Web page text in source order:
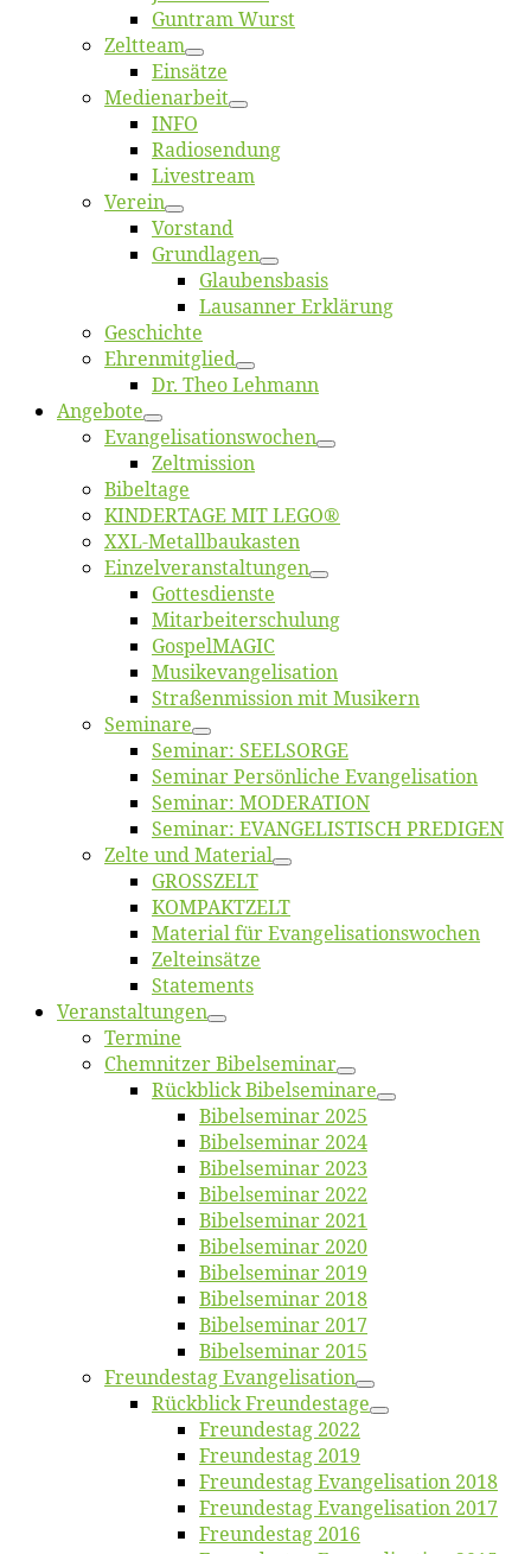
Gun­tram Wurst
Zelt­team
Ein­sät­ze
Me­di­en­ar­beit
INFO
Ra­dio­sen­dung
Live­stream
Ver­ein
Vor­stand
Grund­la­gen
Glaubens­ba­sis
Lausan­ner Erklärung
Ge­schich­te
Eh­ren­mit­glied
Dr. Theo Lehmann
An­ge­bo­te
Evangelisa­tions­wo­chen
Zelt­mis­si­on
Bi­bel­ta­ge
KINDERTAGE MIT LEGO®
XXL-Me­­tal­l­­bau­­kas­­ten
Einzelver­an­stal­tungen
Got­tes­diens­te
Mitarbeiter­schulung
Gos­pel­MA­GIC
Musikevan­ge­li­sa­tion
Straßenmis­sion mit Musikern
Se­mi­na­re
Se­mi­nar: SEELSORGE
Se­mi­nar Per­sön­li­che Evangelisation
Se­mi­nar: MODERATION
Se­mi­nar: EVANGELISTISCH PREDIGEN
Zel­te und Material
GROSSZELT
KOMPAKTZELT
Ma­te­ri­al für Evangelisationswochen
Zelt­ein­sät­ze
State­ments
Ver­an­stal­tun­gen
Ter­mi­ne
Chemnit­zer Bibelseminar
Rück­blick Bibelseminare
Bi­bel­se­mi­nar 2025
Bi­bel­se­mi­nar 2024
Bi­bel­se­mi­nar 2023
Bi­bel­se­mi­nar 2022
Bi­bel­se­mi­nar 2021
Bi­bel­se­mi­nar 2020
Bi­bel­se­mi­nar 2019
Bi­bel­se­mi­nar 2018
Bibelsemi­nar 2017
Bibelsemi­nar 2015
Freun­des­tag Evangelisation
Rück­blick Freundestage
Freun­des­tag 2022
Freun­des­tag 2019
Freun­des­tag Evan­ge­li­sa­ti­on 2018
Freun­des­tag Evan­ge­li­sa­ti­on 2017
Freun­des­tag 2016